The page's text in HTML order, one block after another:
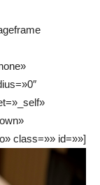
class=»» id=»»]